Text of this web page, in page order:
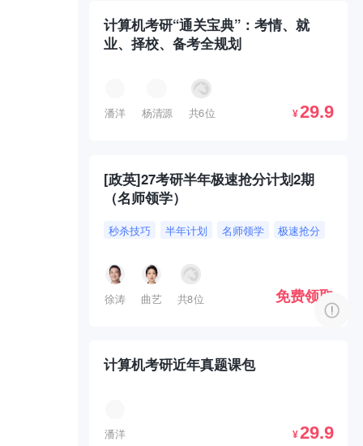
计算机考研“通关宝典”：考情、就
业、择校、备考全规划
潘洋 杨清源 共6位 ¥29.9
[政英]27考研半年极速抢分计划2期
（名师领学）
秒杀技巧 半年计划 名师领学 极速抢分
徐涛 曲艺 共8位 免费领取
计算机考研近年真题课包
潘洋 ¥29.9